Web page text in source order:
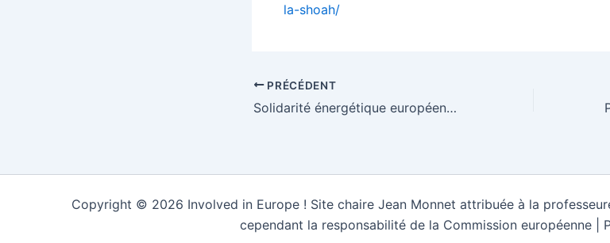
la-shoah/
PRÉCÉDENT
Solidarité énergétique européenne : renforcer la résistance aux crises de l’Union européenne
Copyright © 2026 Involved in Europe ! Site chaire Jean Monnet attribuée à la
cependant la responsabilité de la Commission européenne |